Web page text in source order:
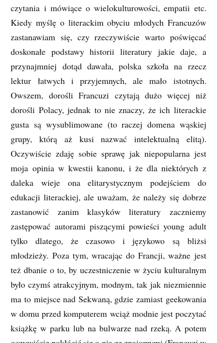
czytania i mówiące o wielokulturowości, empatii etc.
Kiedy myślę o literackim obyciu młodych Francuzów
zastanawiam się, czy rzeczywiście warto poświęcać
doskonałe podstawy historii literatury jakie daje, a
przynajmniej dotąd dawała, polska szkoła na rzecz
lektur łatwych i przyjemnych, ale mało istotnych.
Owszem, dorośli Francuzi czytają dużo więcej niż
dorośli Polacy, jednak to nie znaczy, że ich literackie
gusta są wysublimowane (to raczej domena wąskiej
grupy, którą aż kusi nazwać intelektualną elitą).
Oczywiście zdaję sobie sprawę jak niepopularna jest
moja opinia w kwestii kanonu, i że dla niektórych z
daleka wieje ona elitarystycznym podejściem do
edukacji literackiej, ale uważam, że należy się dobrze
zastanowić zanim klasyków literatury zaczniemy
zastępować autorami piszącymi powieści young adult
tylko dlatego, że czasowo i językowo są bliżsi
młodzieży. Poza tym, wracając do Francji, ważne jest
też dbanie o to, by uczestniczenie w życiu kulturalnym
było czymś atrakcyjnym, modnym, tak jak niezmiennie
ma to miejsce nad Sekwaną, gdzie zamiast geekowania
w domu przed komputerem wciąż modnie jest poczytać
książkę w parku lub na bulwarze nad rzeką. A potem